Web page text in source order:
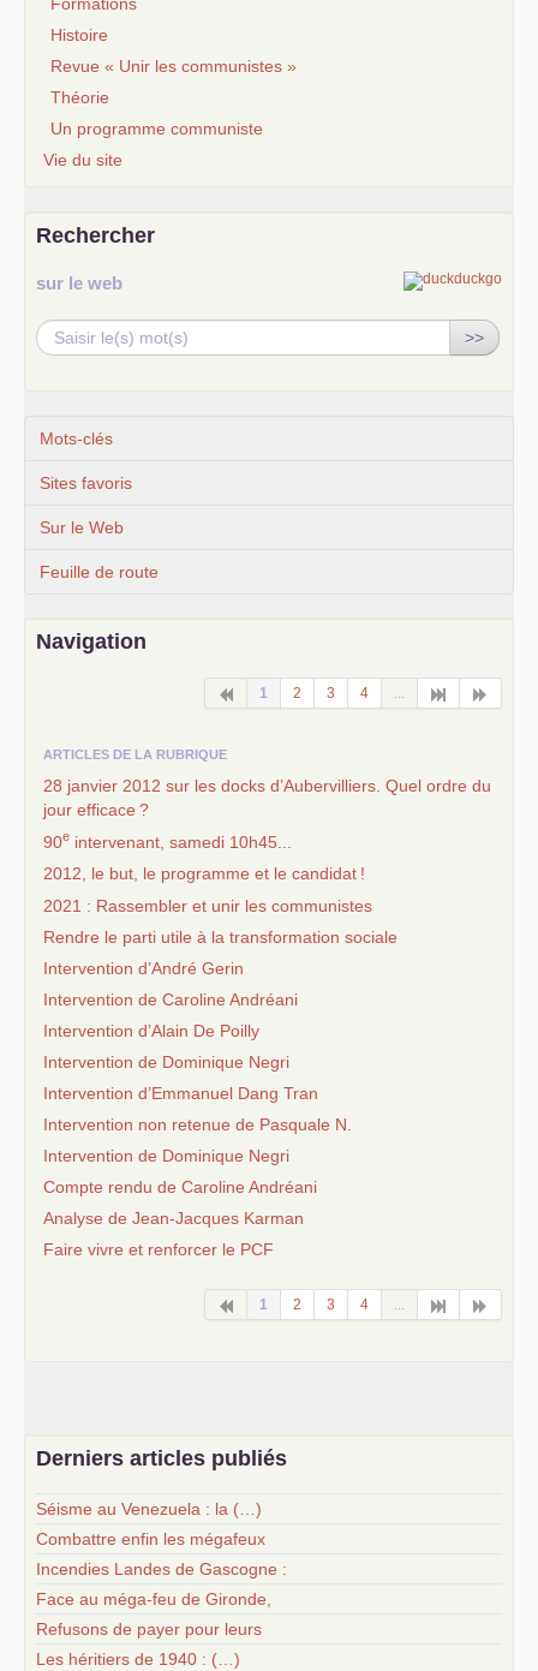
Histoire
Revue « Unir les communistes »
Théorie
Un programme communiste
Vie du site
Rechercher
sur le web
>>
Mots-clés
Sites favoris
Sur le Web
Feuille de route
Navigation
1 2 3 4
ARTICLES DE LA RUBRIQUE
28 janvier 2012 sur les docks d’Aubervilliers. Quel ordre du
jour efficace ?
90e intervenant, samedi 10h45...
2012, le but, le programme et le candidat !
2021 : Rassembler et unir les communistes
Rendre le parti utile à la transformation sociale
Intervention d’André Gerin
Intervention de Caroline Andréani
Intervention d’Alain De Poilly
Intervention de Dominique Negri
Intervention d’Emmanuel Dang Tran
Intervention non retenue de Pasquale N.
Intervention de Dominique Negri
Compte rendu de Caroline Andréani
Analyse de Jean-Jacques Karman
Faire vivre et renforcer le PCF
1 2 3 4
Derniers articles publiés
Séisme au Venezuela : la (…)
Combattre enfin les mégafeux
Incendies Landes de Gascogne :
Face au méga-feu de Gironde,
Refusons de payer pour leurs
Les héritiers de 1940 : (…)